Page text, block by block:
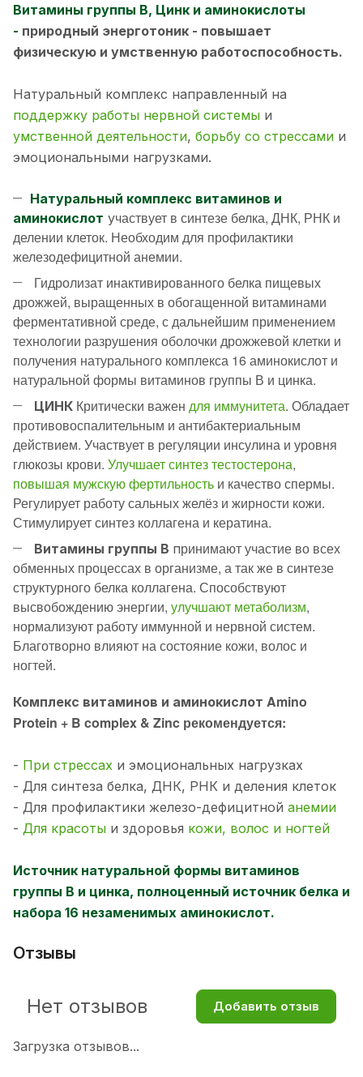
Витамины группы В, Цинк и аминокислоты
- природный энерготоник - повышает
физическую и умственную работоспособность.
Натуральный комплекс направленный на
поддержку работы нервной системы и
умственной деятельности, борьбу со стрессами и
эмоциональными нагрузками.
Натуральный комплекс витаминов и
аминокислот участвует в синтезе белка, ДНК, РНК и
делении клеток. Необходим для профилактики
железодефицитной анемии.
Гидролизат инактивированного белка пищевых
дрожжей, выращенных в обогащенной витаминами
ферментативной среде, с дальнейшим применением
технологии разрушения оболочки дрожжевой клетки и
получения натурального комплекса 16 аминокислот и
натуральной формы витаминов группы В и цинка.
ЦИНК Критически важен для иммунитета. Обладает
противовоспалительным и антибактериальным
действием. Участвует в регуляции инсулина и уровня
глюкозы крови. Улучшает синтез тестостерона,
повышая мужскую фертильность и качество спермы.
Регулирует работу сальных желёз и жирности кожи.
Стимулирует синтез коллагена и кератина.
Витамины группы В принимают участие во всех
обменных процессах в организме, а так же в синтезе
структурного белка коллагена. Способствуют
высвобождению энергии, улучшают метаболизм,
нормализуют работу иммунной и нервной систем.
Благотворно влияют на состояние кожи, волос и
ногтей.
Комплекс витаминов и аминокислот Amino
Protein + B complex & Zinc рекомендуется:
- При стрессах и эмоциональных нагрузках
- Для синтеза белка, ДНК, РНК и деления клеток
- Для профилактики железо-дефицитной анемии
- Для красоты и здоровья кожи, волос и ногтей
Источник натуральной формы витаминов
группы В и цинка, полноценный источник белка и
набора 16 незаменимых аминокислот.
Отзывы
Загрузка отзывов...
Нет отзывов Добавить отзыв